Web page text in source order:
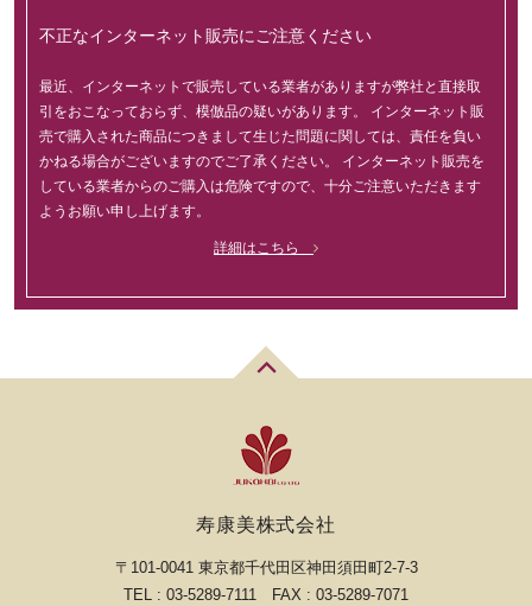
不正なインターネット販売にご注意ください
最近、インターネットで販売している業者がありますが弊社と直接取
引をおこなっておらず、模倣品の疑いがあります。 インターネット販
売で購入された商品につきまして生じた問題に関しては、責任を負い
かねる場合がございますのでご了承ください。 インターネット販売を
している業者からのご購入は危険ですので、十分ご注意いただきます
ようお願い申し上げます。
詳細はこちら
寿康美株式会社
〒101-0041 東京都千代田区神田須田町2-7-3
TEL : 03-5289-7111 FAX : 03-5289-7071